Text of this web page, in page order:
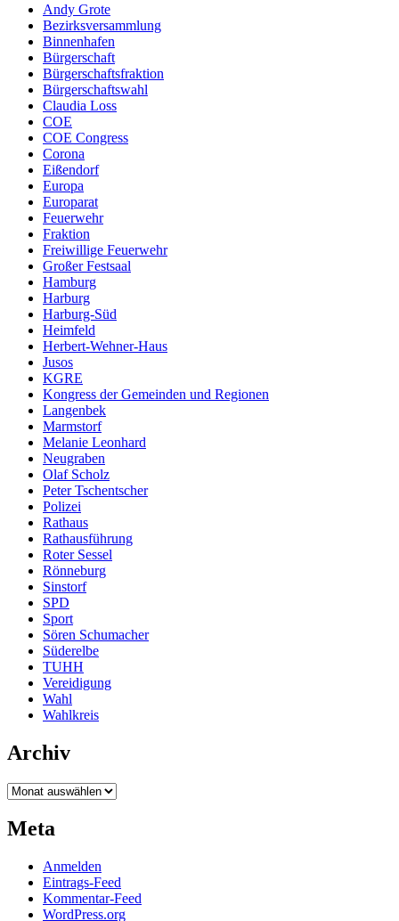
Andy Grote
Bezirksversammlung
Binnenhafen
Bürgerschaft
Bürgerschaftsfraktion
Bürgerschaftswahl
Claudia Loss
COE
COE Congress
Corona
Eißendorf
Europa
Europarat
Feuerwehr
Fraktion
Freiwillige Feuerwehr
Großer Festsaal
Hamburg
Harburg
Harburg-Süd
Heimfeld
Herbert-Wehner-Haus
Jusos
KGRE
Kongress der Gemeinden und Regionen
Langenbek
Marmstorf
Melanie Leonhard
Neugraben
Olaf Scholz
Peter Tschentscher
Polizei
Rathaus
Rathausführung
Roter Sessel
Rönneburg
Sinstorf
SPD
Sport
Sören Schumacher
Süderelbe
TUHH
Vereidigung
Wahl
Wahlkreis
Archiv
Archiv
Meta
Anmelden
Eintrags-Feed
Kommentar-Feed
WordPress.org